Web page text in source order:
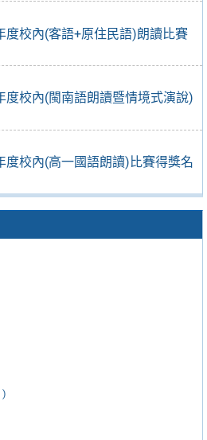
度校內(客語+原住民語)朗讀比賽
度校內(閩南語朗讀暨情境式演說)
度校內(高一國語朗讀)比賽得獎名
)